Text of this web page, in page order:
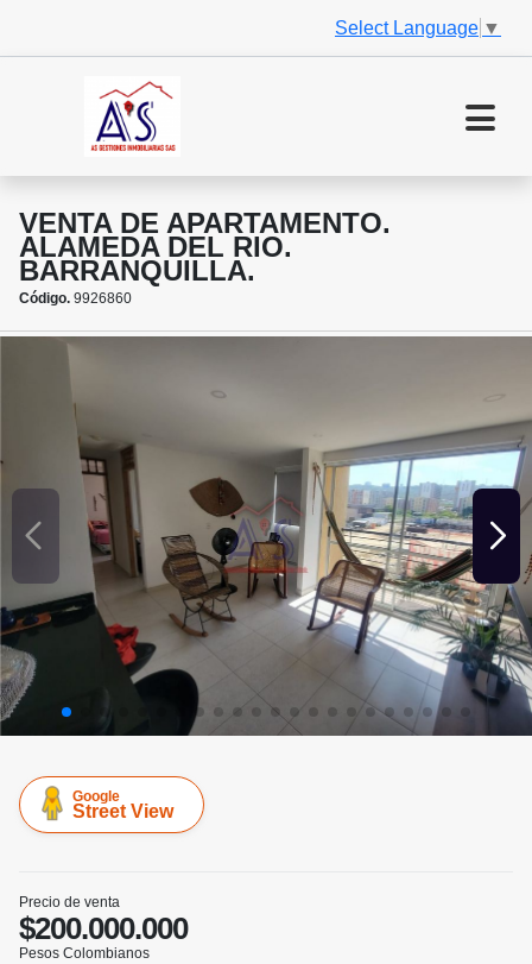
Select Language ▼
VENTA DE APARTAMENTO.
ALAMEDA DEL RIO.
BARRANQUILLA.
Código. 9926860
Google
Street View
Precio de venta
$200.000.000
Pesos Colombianos